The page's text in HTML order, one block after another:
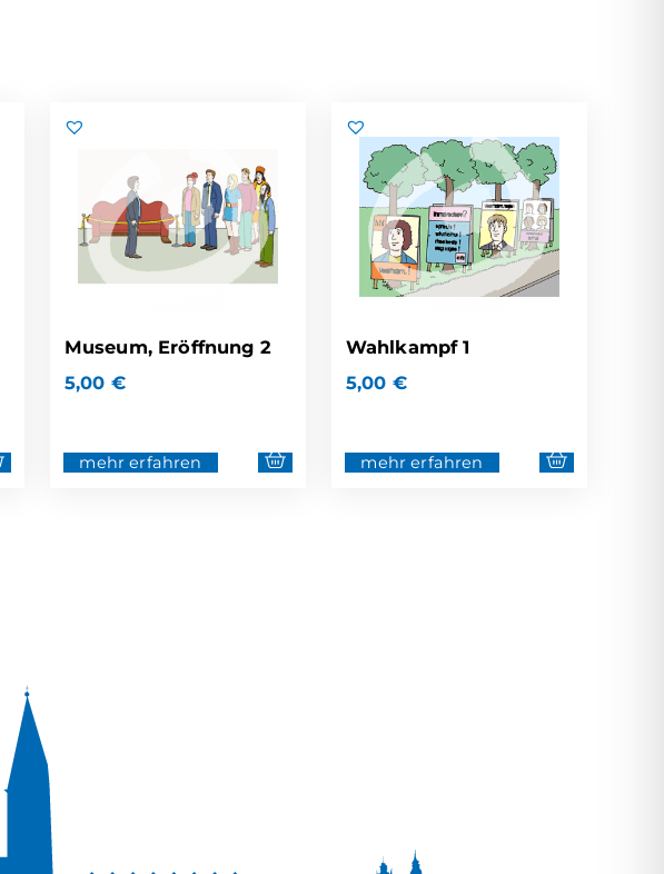
Museum, Eröffnung 2
5,00 €
mehr erfahren
Wahlkampf 1
5,00 €
mehr erfahren